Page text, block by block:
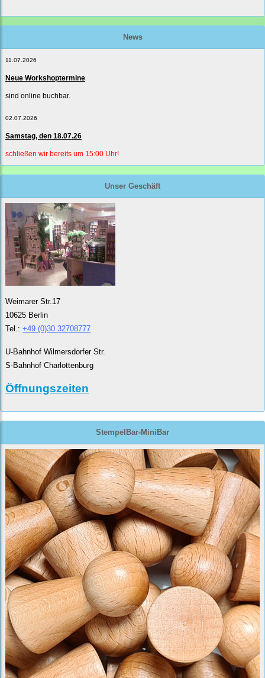
News
11.07.2026
Neue Workshoptermine
sind online buchbar.
02.07.2026
Samstag, den 18.07.26
schließen wir bereits um 15:00 Uhr!
Unser Geschäft
Weimarer Str.17
10625 Berlin
Tel.: +49 (0)30 32708777
U-Bahnhof Wilmersdorfer Str.
S-Bahnhof Charlottenburg
Öffnungszeiten
StempelBar-MiniBar